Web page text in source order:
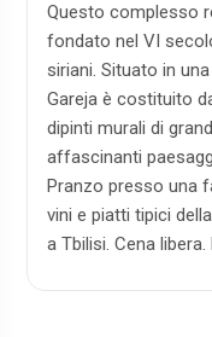
Questo complesso
fondato nel VI
siriani. Situato in
Gareja è costituito
dipinti murali di
affascinanti
Pranzo presso una
vini e piatti tipici
a Tbilisi. Cena